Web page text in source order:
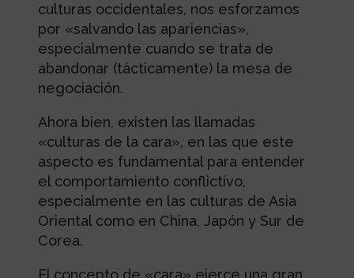
culturas occidentales, nos esforzamos
por «salvando las apariencias»,
especialmente cuando se trata de
abandonar (tácticamente) la mesa de
negociación.
Ahora bien, existen las llamadas
«culturas de la cara», en las que este
aspecto es fundamental para entender
el comportamiento conflictivo,
especialmente en las culturas de Asia
Oriental como en China, Japón y Sur de
Corea.